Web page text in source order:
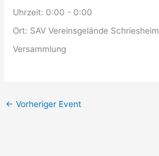
Uhrzeit: 0:00 - 0:00
Ort: SAV Vereinsgelände Schriesheim
Versammlung
← Vorheriger Event